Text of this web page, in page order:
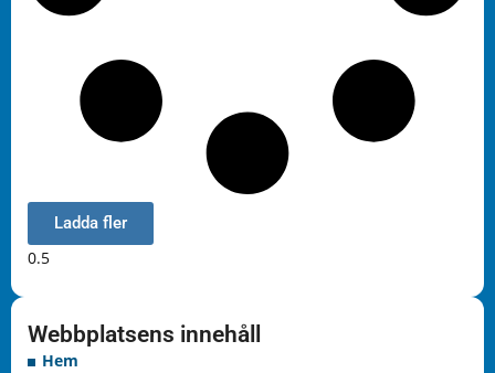
Ladda fler
Webbplatsens innehåll
Hem